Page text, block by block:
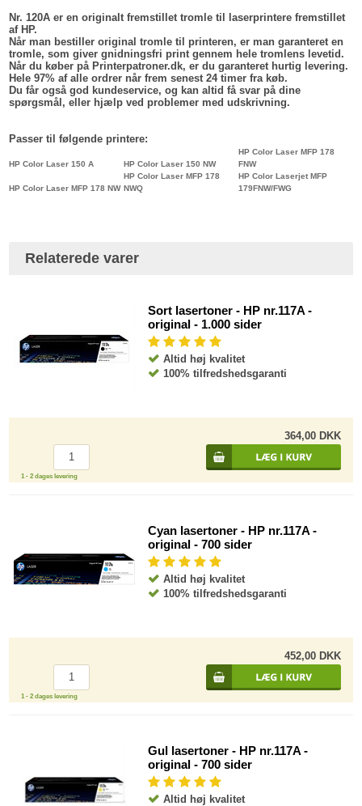
Nr. 120A er en originalt fremstillet tromle til laserprintere fremstillet
af HP.
Når man bestiller original tromle til printeren, er man garanteret en
tromle, som giver gnidningsfri print gennem hele tromlens levetid.
Når du køber på Printerpatroner.dk, er du garanteret hurtig levering.
Hele 97% af alle ordrer når frem senest 24 timer fra køb.
Du får også god kundeservice, og kan altid få svar på dine
spørgsmål, eller hjælp ved problemer med udskrivning.
Passer til følgende printere:
HP Color Laser 150 A HP Color Laser 150 NW
HP Color Laser MFP 178
FNW
HP Color Laser MFP 178 NW
HP Color Laser MFP 178
NWQ
HP Color Laserjet MFP
179FNW/FWG
Relaterede varer
Sort lasertoner - HP nr.117A -
original - 1.000 sider
Altid høj kvalitet
100% tilfredshedsgaranti
364,00 DKK
1 - 2 dages levering
Cyan lasertoner - HP nr.117A -
original - 700 sider
Altid høj kvalitet
100% tilfredshedsgaranti
452,00 DKK
1 - 2 dages levering
Gul lasertoner - HP nr.117A -
original - 700 sider
Altid høj kvalitet